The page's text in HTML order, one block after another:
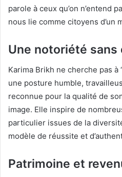
parole à ceux qu’on n’entend
nous lie comme citoyens d’un
Une notoriété sans
Karima Brikh ne cherche pas à
une posture humble,
reconnue pour la qualité de
image. Elle inspire de
particulier issues de la
modèle de réussite et
Patrimoine et